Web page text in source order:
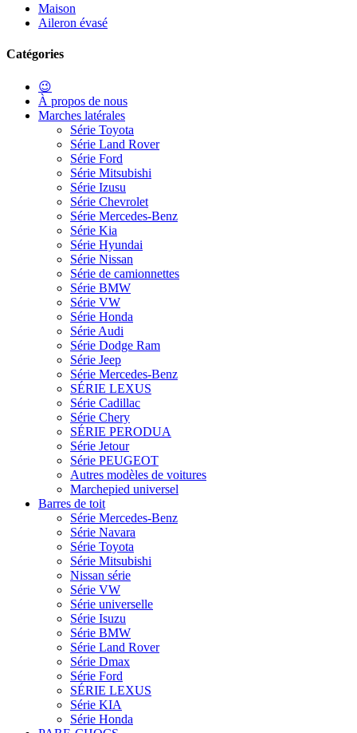
Maison
Aileron évasé
Catégories
😉
À propos de nous
Marches latérales
Série Toyota
Série Land Rover
Série Ford
Série Mitsubishi
Série Izusu
Série Chevrolet
Série Mercedes-Benz
Série Kia
Série Hyundai
Série Nissan
Série de camionnettes
Série BMW
Série VW
Série Honda
Série Audi
Série Dodge Ram
Série Jeep
Série Mercedes-Benz
SÉRIE LEXUS
Série Cadillac
Série Chery
SÉRIE PERODUA
Série Jetour
Série PEUGEOT
Autres modèles de voitures
Marchepied universel
Barres de toit
Série Mercedes-Benz
Série Navara
Série Toyota
Série Mitsubishi
Nissan série
Série VW
Série universelle
Série Isuzu
Série BMW
Série Land Rover
Série Dmax
Série Ford
SÉRIE LEXUS
Série KIA
Série Honda